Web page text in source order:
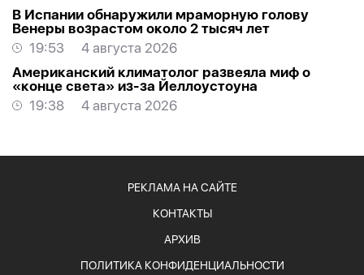
В Испании обнаружили мраморную голову
Венеры возрастом около 2 тысяч лет
19:53
4 августа 2026
Американский климатолог развеяла миф о
«конце света» из-за Йеллоустоуна
19:38
4 августа 2026
РЕКЛАМА НА САЙТЕ
КОНТАКТЫ
АРХИВ
ПОЛИТИКА КОНФИДЕНЦИАЛЬНОСТИ